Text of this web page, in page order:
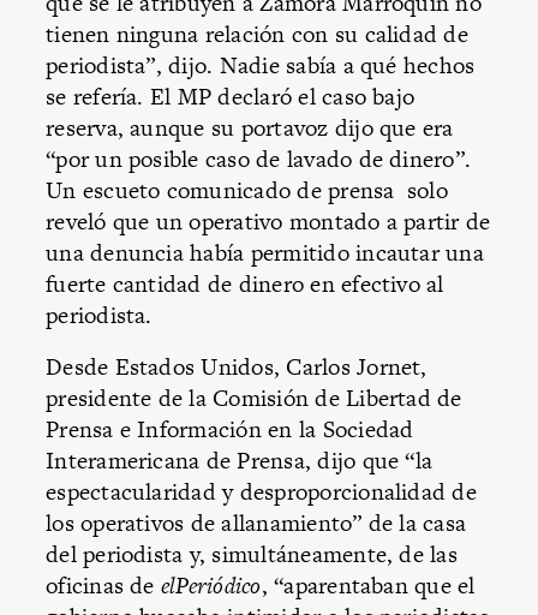
tienen ninguna relación con su calidad de
periodista”, dijo. Nadie sabía a qué hechos
se refería. El MP declaró el caso bajo
reserva, aunque su portavoz dijo que era
“por un posible caso de lavado de dinero”.
Un escueto comunicado de prensa solo
reveló que un operativo montado a partir de
una denuncia había permitido incautar una
fuerte cantidad de dinero en efectivo al
periodista.
Desde Estados Unidos, Carlos Jornet,
presidente de la Comisión de Libertad de
Prensa e Información en la Sociedad
Interamericana de Prensa, dijo que “la
espectacularidad y desproporcionalidad de
los operativos de allanamiento” de la casa
del periodista y, simultáneamente, de las
oficinas de elPeriódico, “aparentaban que el